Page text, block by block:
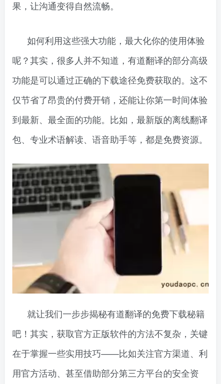
果，让沟通变得自然流畅。
如何利用这些强大功能，最大化你的使用体验
呢？其实，很多人并不知道，有道翻译的部分高级
功能是可以通过正确的下载途径免费获取的。这不
仅节省了昂贵的付费开销，还能让你第一时间体验
到最新、最全面的功能。比如，最新版的离线翻译
包、专业术语解读、语音助手等，都是免费资源。
就让我们一步步揭秘有道翻译的免费下载秘籍
吧！其实，获取官方正版软件的方法不复杂，关键
在于掌握一些实用技巧——比如关注官方渠道、利
用官方活动、甚至借助部分第三方平台的安全资